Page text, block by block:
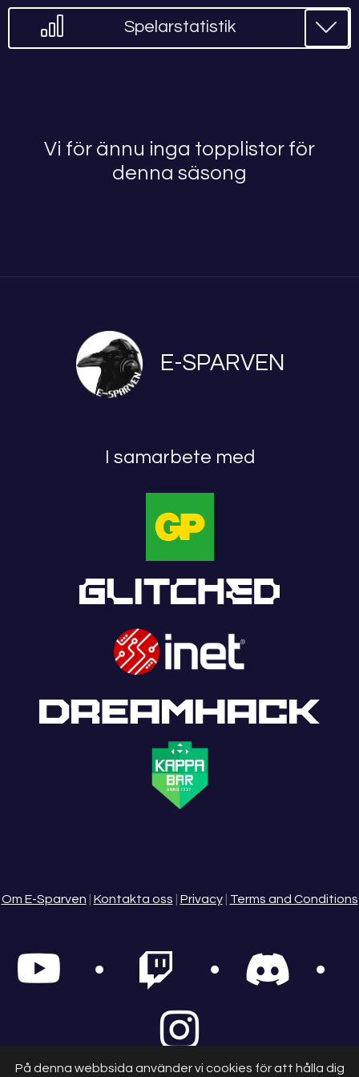
På denna webbsida använder vi cookies för att hålla dig
Spelarstatistik
Vi för ännu inga topplistor för
denna säsong
E-SPARVEN
I samarbete med
Om E-Sparven Kontakta oss Privacy| Terms and Conditions